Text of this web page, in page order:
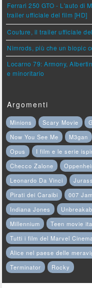
Ferrari 250 GTO - L'auto di
trailer ufficiale del film [HD]
Couture, il trailer ufficiale
Nimrods, più che un biopic
Locarno 79: Armony,
e minoritario
Argomenti
Minions Scary Movie
Now You See Me
M3gan
Opus
I film e le serie
Checco Zalone
Leonardo Da Vinci
Pirati dei Caraibi
007
Indiana Jones
Millennium
Teen movie
Tutti i film del Marvel
Alice nel paese delle
Terminator
Rocky